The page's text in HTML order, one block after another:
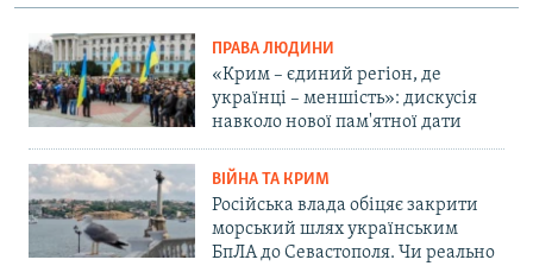
ПРАВА ЛЮДИНИ
«Крим – єдиний регіон, де
українці – меншість»: дискусія
навколо нової пам'ятної дати
ВІЙНА ТА КРИМ
Російська влада обіцяє закрити
морський шлях українським
БпЛА до Севастополя. Чи реально